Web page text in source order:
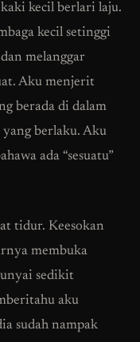
kecil berlari laju.
kecil setinggi
melanggar
Aku menjerit
berada di dalam
berlaku. Aku
ada “sesuatu”
tidur. Keesokan
membuka
sedikit
aku
sudah nampak